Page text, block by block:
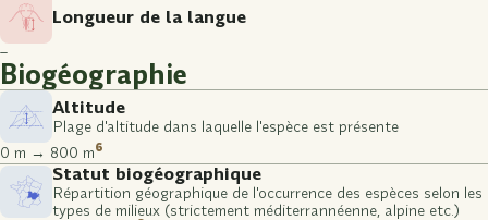
Longueur de la langue
–
Biogéographie
Altitude
Plage d'altitude dans laquelle l'espèce est présente
0 m → 800 m6
Statut biogéographique
Répartition géographique de l'occurrence des espèces selon les
types de milieux (strictement méditerrannéenne, alpine etc.)